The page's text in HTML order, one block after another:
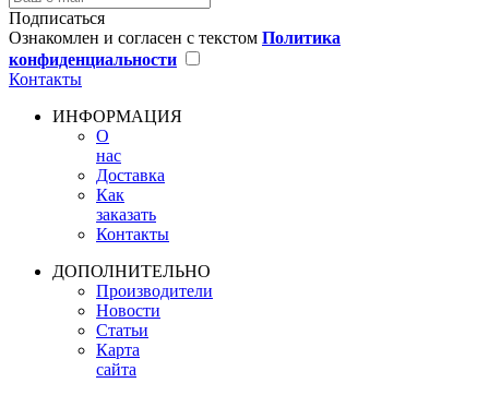
Подписаться
Ознакомлен и согласен с текстом Политика
конфиденциальности
Контакты
ИНФОРМАЦИЯ
О
нас
Доставка
Как
заказать
Контакты
ДОПОЛНИТЕЛЬНО
Производители
Новости
Статьи
Карта
сайта